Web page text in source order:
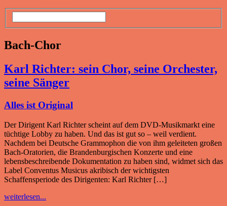
Bach-Chor
Karl Richter: sein Chor, seine Orchester,
seine Sänger
Alles ist Original
Der Dirigent Karl Richter scheint auf dem DVD-Musikmarkt eine
tüchtige Lobby zu haben. Und das ist gut so – weil verdient.
Nachdem bei Deutsche Grammophon die von ihm geleiteten großen
Bach-Oratorien, die Brandenburgischen Konzerte und eine
lebensbeschreibende Dokumentation zu haben sind, widmet sich das
Label Conventus Musicus akribisch der wichtigsten
Schaffensperiode des Dirigenten: Karl Richter […]
weiterlesen...